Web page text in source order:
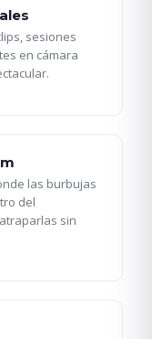
sesiones
en cámara
las burbujas
del
sin